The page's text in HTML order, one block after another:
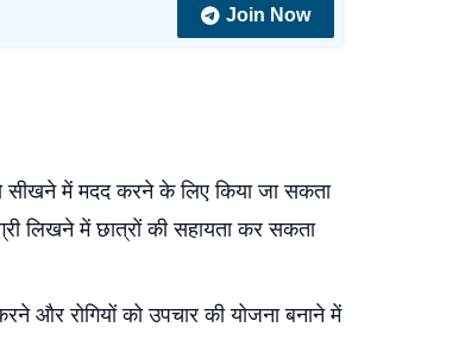
Join Now
को सीखने में मदद करने के लिए किया जा सकता
लिखने में छात्रों की सहायता कर सकता
और रोगियों को उपचार की योजना बनाने में